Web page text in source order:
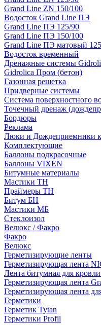
Grand Line ZN 150/100
Водосток Grand Line ПЭ
Grand Line ПЭ 125/90
Grand Line ПЭ 150/100
Grand Line ПЭ матовый
Водосток временный
Дренажные системы
Gidrolica Пром (бетон)
Газонная решетка
Придверные системы
Система поверхностного
Точечный дренаж
Бордюры
Рекламa
Люки и Дождеприемники
Комплектующие
Баллоны подкрасочные
Баллоны VIXEN
Битумные материалы
Мастики ТН
Праймеры ТН
Битум БН
Мастики МБ
Стеклоизол
Велюкс / Факро
Факро
Велюкс
Герметизирующие ленты
Герметизирующая лента
Лента битумная для
Герметизирующая лента
Герметизирующая лента
Герметики
Герметик Tytan
Герметики Profil